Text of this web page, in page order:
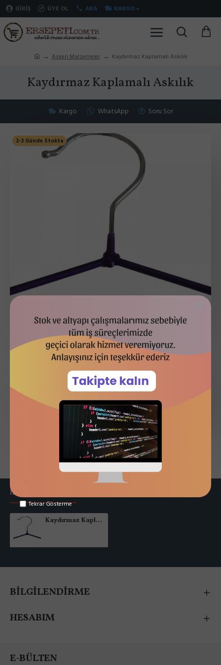
Tekrar Gösterme
GIRIŞ ÜYE OL ARA KARGO
Askeri Malzemeler Kaydırmaz Kaplamalı Askılık
Kaydırmaz Kaplamalı Askılık
Kargo WhatsApp Soru Sor
2-3 Günde Stokta
SEPETE EKLE
SATIN AL SIPARIŞ VER
Alışveriş Listeme Ekle Karşılaştırma listesine ekle
plastik kaplamalı askılık
kaydırmaz askılık
İLGILENDIKLERINIZ
Kaydırmaz Kaplamalı Askılık
BİLGİLENDİRME
HESABIM
E-BÜLTEN